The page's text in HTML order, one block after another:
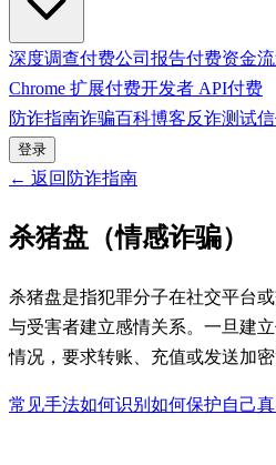
深度调查付费公司报告付费资金
Chrome 扩展付费开发者 API付费
防诈指南诈骗百科博客反诈测试
登录
← 返回防诈指南
杀猪盘（情感诈骗）
杀猪盘是指犯罪分子在社交平台
与受害者建立感情关系。一旦建
情况，要求转账、充值或发送加密
常见手法如何识别 如何保护自己